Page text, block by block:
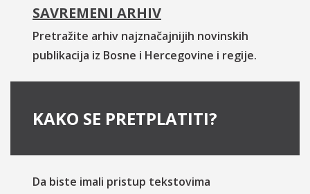
SAVREMENI ARHIV
Pretražite arhiv najznačajnijih novinskih
publikacija iz Bosne i Hercegovine i regije.
KAKO SE PRETPLATITI?
Da biste imali pristup tekstovima